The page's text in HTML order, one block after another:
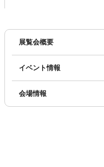
展覧会概要
イベント情報
会場情報